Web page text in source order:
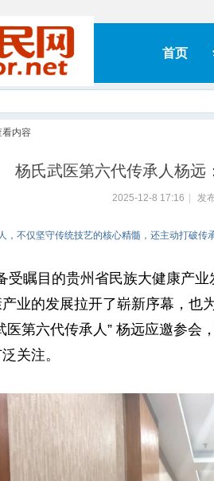
首页
看内容
杨氏武医第六代传承人杨远
2025-12-8 17:16 发
，不仅坚守传统技艺的核心精髓，还主动打破
瞩目的贵州省民族大健康产业
业的发展拉开了崭新序幕，也
医第六代传承人” 杨远应邀参
关注。